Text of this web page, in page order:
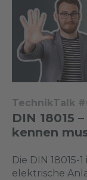
TechnikTalk
DIN 18015
kennen
Die DIN
elektrische